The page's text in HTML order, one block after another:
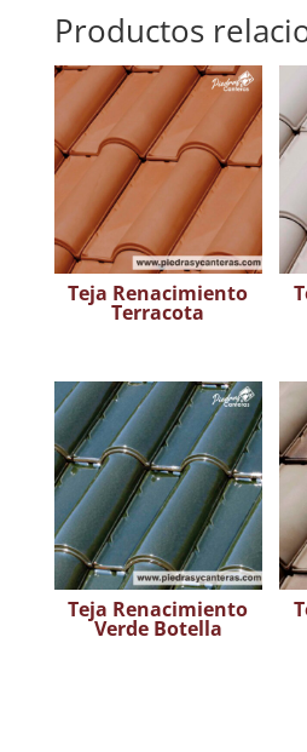
Productos
Teja Renacimiento
Terracota
Teja Renacimiento
Verde Botella